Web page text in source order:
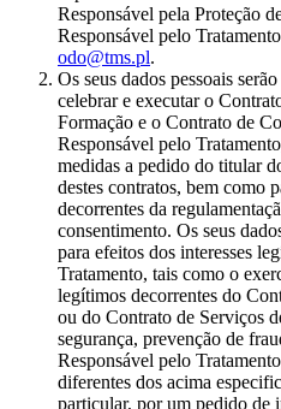
Responsável pela Proteção
Responsável pelo
odo@tms.pl.
Os seus dados pessoais
celebrar e executar o
Formação e o Contrato de
Responsável pelo
medidas a pedido do titular
destes contratos, bem como
decorrentes da
consentimento. Os seus
para efeitos dos interesses
Tratamento, tais como o
legítimos decorrentes do
ou do Contrato de Serviços
segurança, prevenção de
Responsável pelo
diferentes dos acima
particular, por um pedido de